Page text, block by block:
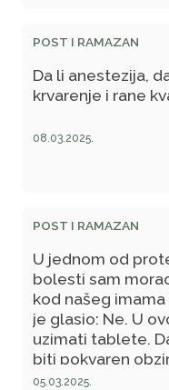
ojačavanjem
nekoliko koraka.
što se uzima
obično iz vene
plazmu bogatu
zahvaćena
POST I RAMAZAN
Da li anestezija,
krvarenje i rane
08.03.2025.
POST I RAMAZAN
U jednom od
bolesti sam
kod našeg
je glasio: Ne. U
uzimati tablete.
biti pokvaren
u drugoj formi?
05.03.2025.